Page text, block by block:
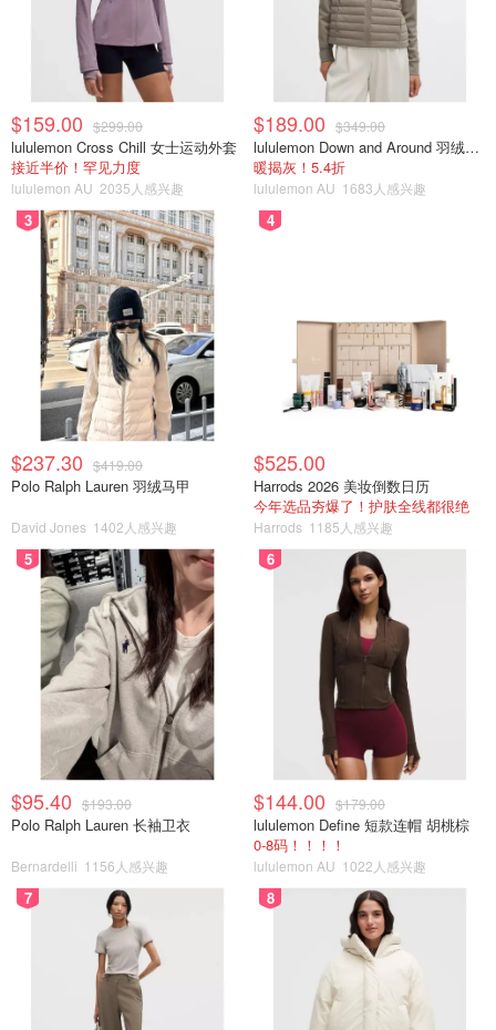
$159.00 $299.00
lululemon Cross Chill 女士运动外套
接近半价！罕见力度
lululemon AU 2035人感兴趣
$189.00 $349.00
lululemon Down and Around 羽绒夹克
暖揭灰！5.4折
lululemon AU 1683人感兴趣
3
$237.30 $419.00
Polo Ralph Lauren 羽绒马甲
David Jones 1402人感兴趣
4
$525.00
Harrods 2026 美妆倒数日历
今年选品夯爆了！护肤全线都很绝
Harrods 1185人感兴趣
5
$95.40 $193.00
Polo Ralph Lauren 长袖卫衣
Bernardelli 1156人感兴趣
6
$144.00 $179.00
lululemon Define 短款连帽 胡桃棕
0-8码！！！！
lululemon AU 1022人感兴趣
7 8